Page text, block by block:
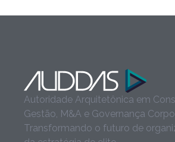
Autoridade Arquitetônica em
Gestão, M&A e Governança
Transformando o futuro de